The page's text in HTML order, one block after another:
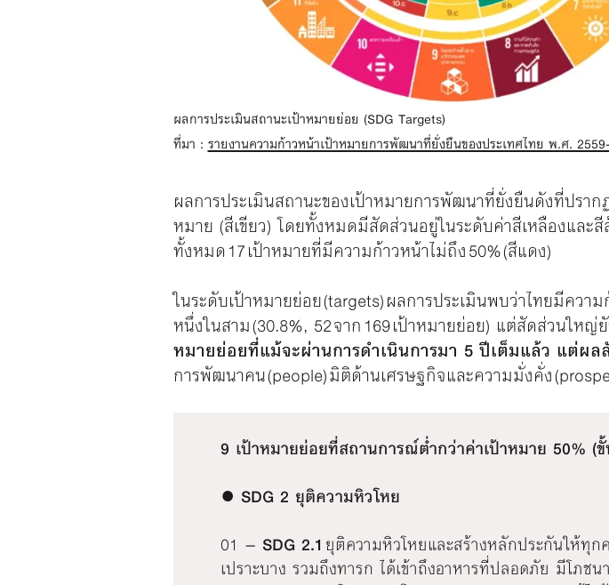
ผลการประเมินสถานะเป้าหมายย่อย (SDG Targets)
ที่มา : รายงานความก้าวหน้าเป้าหมายการพัฒนาที่ยั่งยืนของประเทศไทย พ.ศ.
ผลการประเมินสถานะของเป้าหมายการพัฒนาที่ยั่งยืนดังที่ปราก
หมาย (สีเขียว) โดยทั้งหมดมีสัดส่วนอยู่ในระดับค่าสีเหลืองและ
ทั้งหมด 17 เป้าหมายที่มีความก้าวหน้าไม่ถึง 50% (สีแดง)
ในระดับเป้าหมายย่อย (targets) ผลการประเมินพบว่าไทยมีควา
หนึ่งในสาม (30.8%, 52 จาก 169 เป้าหมายย่อย) แต่สัดส่วนให
หมายย่อยที่แม้จะผ่านการดำเนินการมา 5 ปีเต็มแล้ว แต่ผล
การพัฒนาคน (people) มิติด้านเศรษฐกิจและความมั่งคั่ง
9 เป้าหมายย่อยที่สถานการณ์ต่ำกว่าค่าเป้าหมาย 50% (
● SDG 2 ยุติความหิวโหย
01 – SDG 2.1 ยุติความหิวโหยและสร้างหลักประกันให้ทุ
เปราะบาง รวมถึงทารก ได้เข้าถึงอาหารที่ปลอดภัย มีโภช